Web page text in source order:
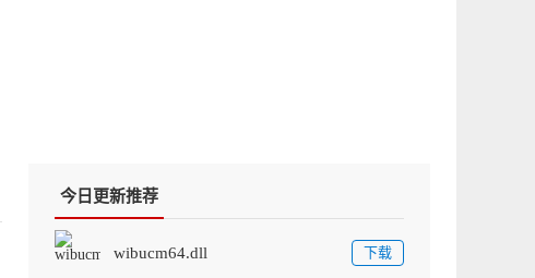
今日更新推荐
wibucm64.dll 下载